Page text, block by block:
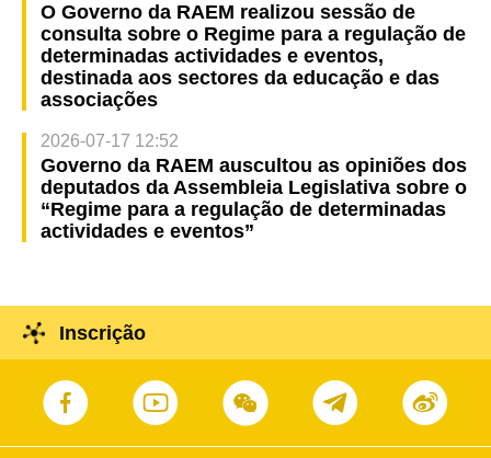
O Governo da RAEM realizou sessão de
consulta sobre o Regime para a regulação de
determinadas actividades e eventos,
destinada aos sectores da educação e das
associações
2026-07-17 12:52
Governo da RAEM auscultou as opiniões dos
deputados da Assembleia Legislativa sobre o
“Regime para a regulação de determinadas
actividades e eventos”
Inscrição